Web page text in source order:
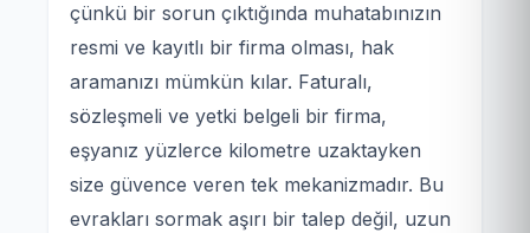
çünkü bir sorun çıktığında muhatabınızın
resmi ve kayıtlı bir firma olması, hak
aramanızı mümkün kılar. Faturalı,
sözleşmeli ve yetki belgeli bir firma,
eşyanız yüzlerce kilometre uzaktayken
size güvence veren tek mekanizmadır. Bu
evrakları sormak aşırı bir talep değil, uzun